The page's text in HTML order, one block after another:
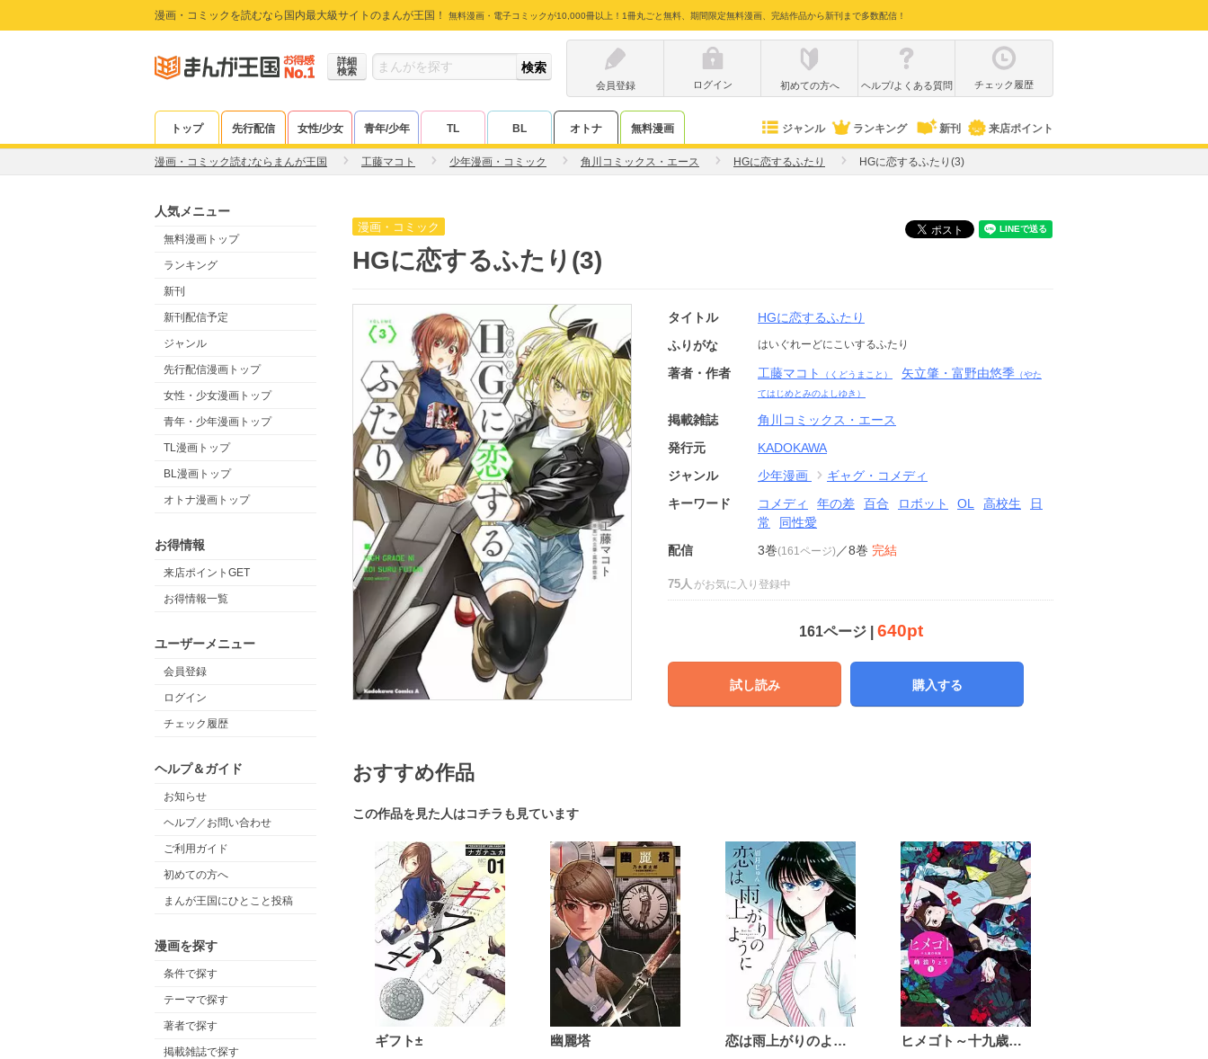
漫画・コミックを読むなら国内最大級サイトのまんが王国！ 無料漫画・電子コミックが10,000冊以上！1冊丸ごと無料、期間限定無料漫画、完結作品から新刊まで多数配信！
詳細
検索
会員登録
ログイン 初めての方へ ヘルプ/よくある質問 チェック履歴
トップ 先行配信 女性/少女 青年/少年 TL BL オトナ 無料漫画 ジャンル ランキング 新刊 来店ポイント
漫画・コミック読むならまんが王国 工藤マコト 少年漫画・コミック 角川コミックス・エース HGに恋するふたり HGに恋するふたり(3)
人気メニュー
無料漫画トップ
ランキング
新刊
新刊配信予定
ジャンル
先行配信漫画トップ
女性・少女漫画トップ
青年・少年漫画トップ
TL漫画トップ
BL漫画トップ
オトナ漫画トップ
お得情報
来店ポイントGET
お得情報一覧
ユーザーメニュー
会員登録
ログイン
チェック履歴
ヘルプ＆ガイド
お知らせ
ヘルプ／お問い合わせ
ご利用ガイド
初めての方へ
まんが王国にひとこと投稿
漫画を探す
条件で探す
テーマで探す
著者で探す
掲載雑誌で探す
漫画・コミック
HGに恋するふたり(3)
タイトル
HGに恋するふたり
ふりがな
はいぐれーどにこいするふたり
著者・作者 工藤マコト （くどうまこと） 矢立肇・富野由悠季 （やた
てはじめとみのよしゆき）
掲載雑誌
角川コミックス・エース
発行元
KADOKAWA
ジャンル
少年漫画
ギャグ・コメディ
キーワード
コメディ 年の差 百合 ロボット OL 高校生
日
常
同性愛
配信
3巻(161ページ) ／8巻 完結
75人 がお気に入り登録中
161ページ | 640pt
試し読み 購入する
おすすめ作品
この作品を見た人はコチラも見ています
ギフト± 幽麗塔 恋は雨上がりのように ヒメゴト～十九歳の制服～